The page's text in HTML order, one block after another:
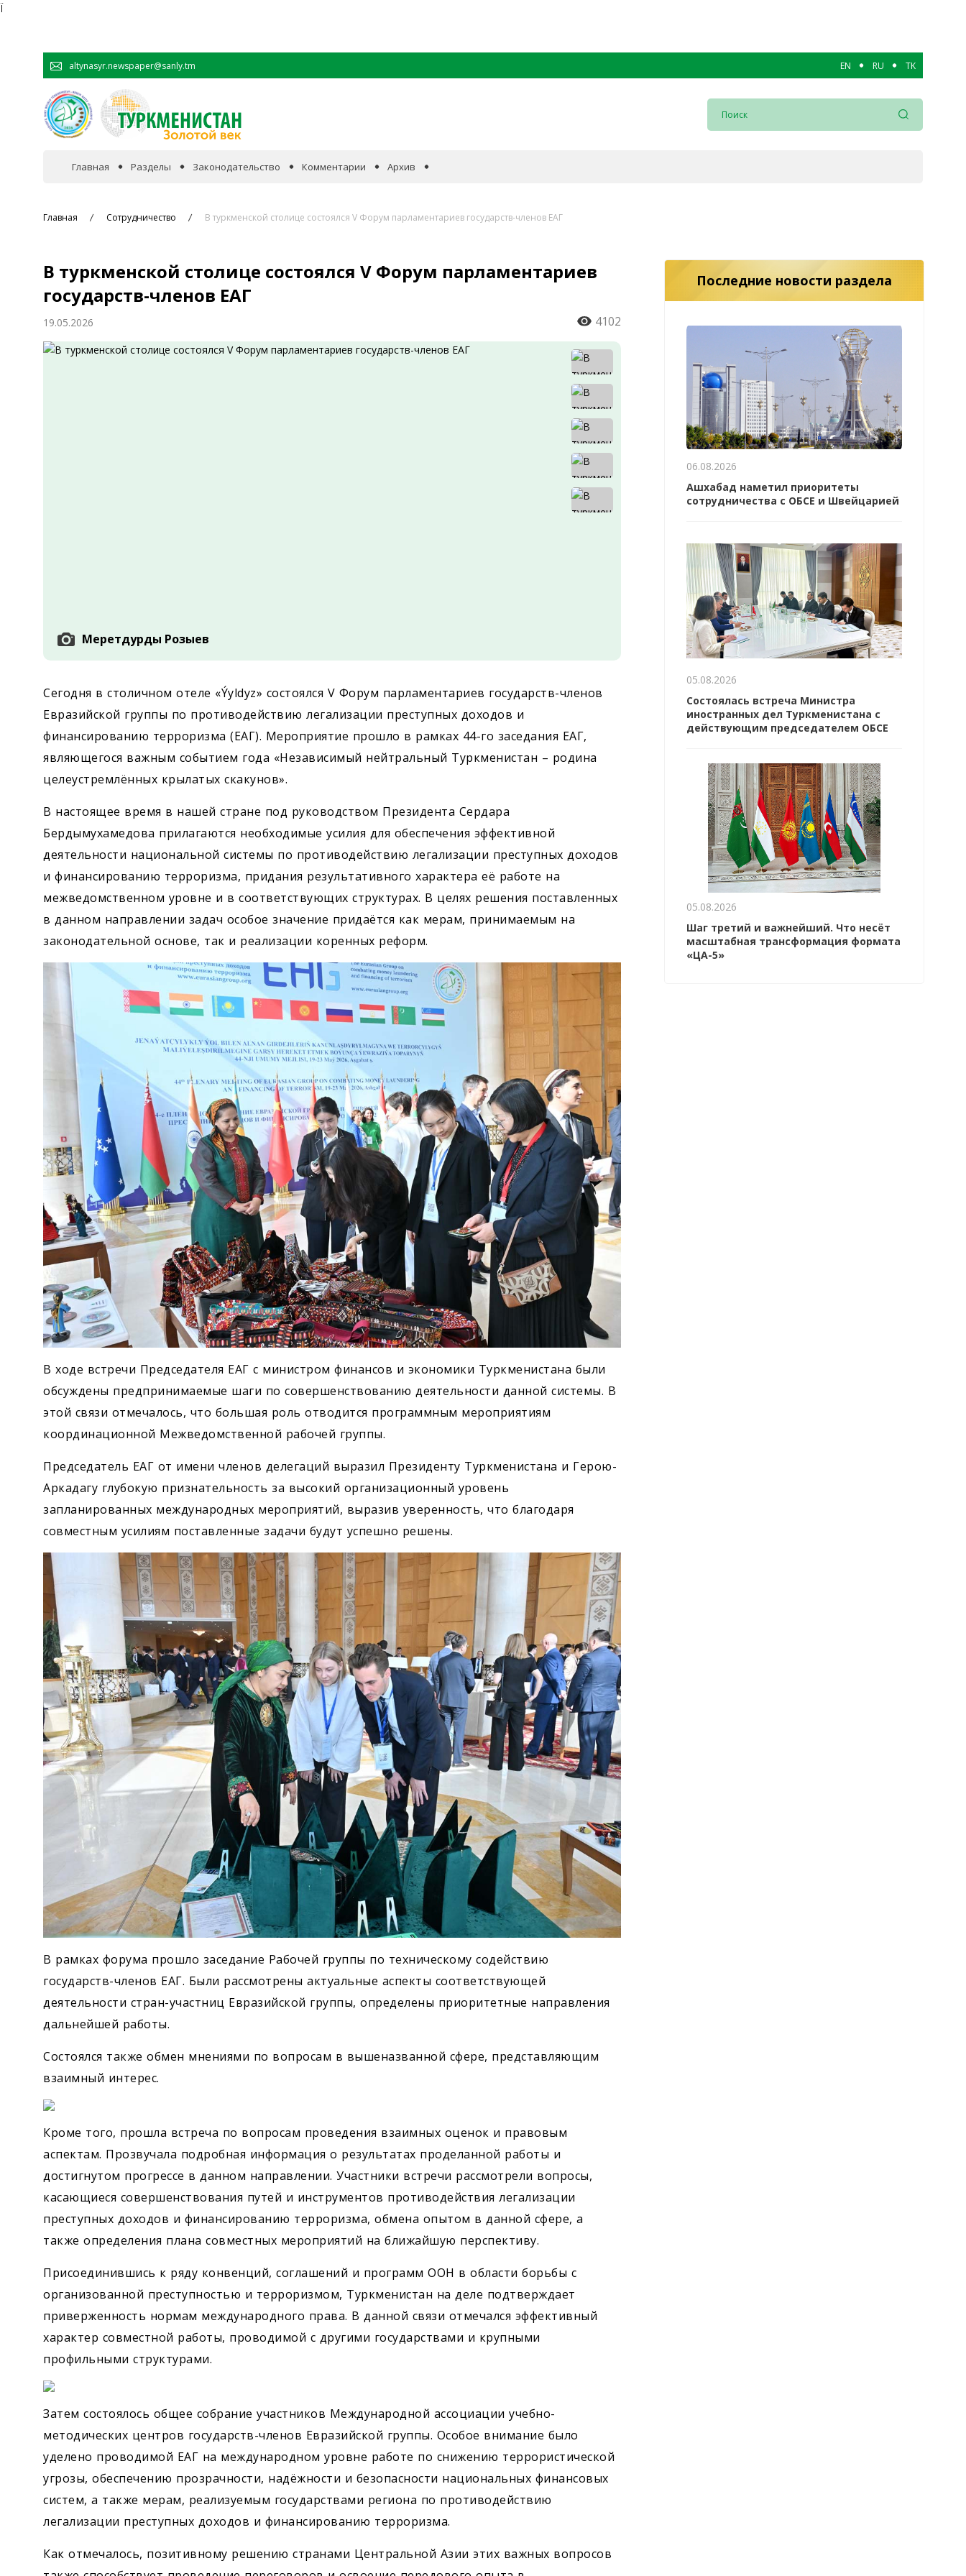
Ï
altynasyr.newspaper@sanly.tm EN RU TK
Главная Разделы Законодательство Комментарии Архив
Главная Сотрудничество В туркменской столице состоялся V Форум парламентариев государств-членов ЕАГ
В туркменской столице состоялся V Форум парламентариев
государств-членов ЕАГ
19.05.2026 4102
Меретдурды Розыев
Сегодня в столичном отеле «Ýyldyz» состоялся V Форум парламентариев государств-членов
Евразийской группы по противодействию легализации преступных доходов и
финансированию терроризма (ЕАГ). Мероприятие прошло в рамках 44-го заседания ЕАГ,
являющегося важным событием года «Независимый нейтральный Туркменистан – родина
целеустремлённых крылатых скакунов».
В настоящее время в нашей стране под руководством Президента Сердара
Бердымухамедова прилагаются необходимые усилия для обеспечения эффективной
деятельности национальной системы по противодействию легализации преступных доходов
и финансированию терроризма, придания результативного характера её работе на
межведомственном уровне и в соответствующих структурах. В целях решения поставленных
в данном направлении задач особое значение придаётся как мерам, принимаемым на
законодательной основе, так и реализации коренных реформ.
В ходе встречи Председателя ЕАГ с министром финансов и экономики Туркменистана были
обсуждены предпринимаемые шаги по совершенствованию деятельности данной системы. В
этой связи отмечалось, что большая роль отводится программным мероприятиям
координационной Межведомственной рабочей группы.
Председатель ЕАГ от имени членов делегаций выразил Президенту Туркменистана и Герою-
Аркадагу глубокую признательность за высокий организационный уровень
запланированных международных мероприятий, выразив уверенность, что благодаря
совместным усилиям поставленные задачи будут успешно решены.
В рамках форума прошло заседание Рабочей группы по техническому содействию
государств-членов ЕАГ. Были рассмотрены актуальные аспекты соответствующей
деятельности стран-участниц Евразийской группы, определены приоритетные направления
дальнейшей работы.
Состоялся также обмен мнениями по вопросам в вышеназванной сфере, представляющим
взаимный интерес.
Кроме того, прошла встреча по вопросам проведения взаимных оценок и правовым
аспектам. Прозвучала подробная информация о результатах проделанной работы и
достигнутом прогрессе в данном направлении. Участники встречи рассмотрели вопросы,
касающиеся совершенствования путей и инструментов противодействия легализации
преступных доходов и финансированию терроризма, обмена опытом в данной сфере, а
также определения плана совместных мероприятий на ближайшую перспективу.
Присоединившись к ряду конвенций, соглашений и программ ООН в области борьбы с
организованной преступностью и терроризмом, Туркменистан на деле подтверждает
приверженность нормам международного права. В данной связи отмечался эффективный
характер совместной работы, проводимой с другими государствами и крупными
профильными структурами.
Затем состоялось общее собрание участников Международной ассоциации учебно-
методических центров государств-членов Евразийской группы. Особое внимание было
уделено проводимой ЕАГ на международном уровне работе по снижению террористической
угрозы, обеспечению прозрачности, надёжности и безопасности национальных финансовых
систем, а также мерам, реализуемым государствами региона по противодействию
легализации преступных доходов и финансированию терроризма.
Как отмечалось, позитивному решению странами Центральной Азии этих важных вопросов
Последние новости раздела
06.08.2026
Ашхабад наметил приоритеты
сотрудничества с ОБСЕ и Швейцарией
05.08.2026
Состоялась встреча Министра
иностранных дел Туркменистана с
действующим председателем ОБСЕ
05.08.2026
Шаг третий и важнейший. Что несёт
масштабная трансформация формата
«ЦА-5»